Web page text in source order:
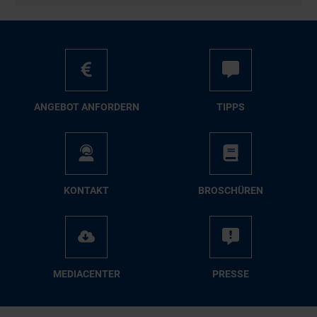
AN­GE­BOT AN­FOR­DERN TIPPS
KON­TAKT BRO­SCHÜ­REN
ME­DIA­CEN­TER PRES­SE